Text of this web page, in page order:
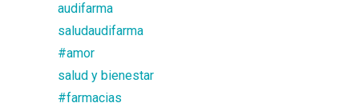
audifarma
saludaudifarma
#amor
salud y bienestar
#farmacias